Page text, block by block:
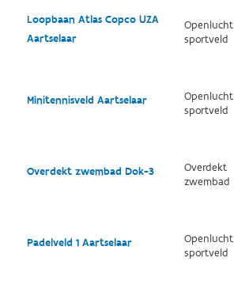
Loopbaan Atlas Copco UZA
Aartselaar
Openlucht
sportveld
Minitennisveld Aartselaar
Openlucht
sportveld
Overdekt zwembad Dok-3
Overdekt
zwembad
Padelveld 1 Aartselaar
Openlucht
sportveld